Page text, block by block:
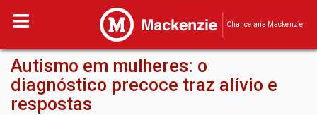
Chancelaria Mackenzie
Autismo em mulheres: o
diagnóstico precoce traz alívio e
respostas